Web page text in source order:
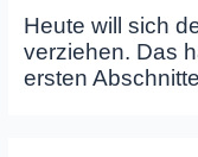
Heute will sich
verziehen. Das
ersten